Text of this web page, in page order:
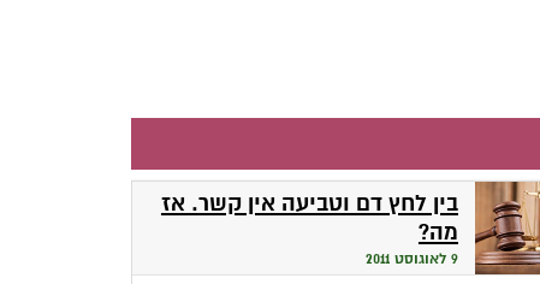
בין לחץ דם וטביעה אין קשר. אז
מה?
9 לאוגוסט 2011